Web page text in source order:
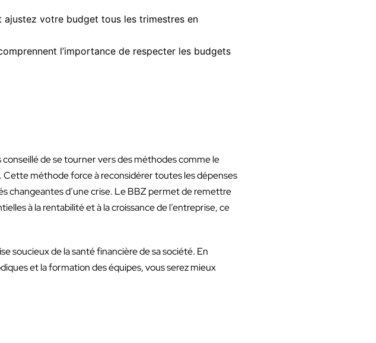
votre budget tous les trimestres en
l’importance de respecter les budgets
de se tourner vers des méthodes comme le
méthode force à reconsidérer toutes les dépenses
changeantes d’une crise. Le BBZ permet de remettre
à la rentabilité et à la croissance de l’entreprise, ce
soucieux de la santé financière de sa société. En
et la formation des équipes, vous serez mieux